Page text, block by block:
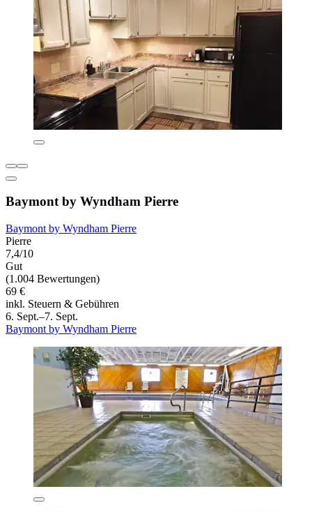
Baymont by Wyndham Pierre
Baymont by Wyndham Pierre
Pierre
7,4/10
Gut
(1.004 Bewertungen)
69 €
inkl. Steuern & Gebühren
6. Sept.–7. Sept.
Baymont by Wyndham Pierre